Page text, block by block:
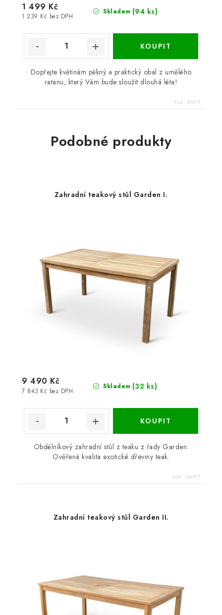
Skladem (94 ks)
1 239 Kč bez DPH
1 499 Kč
Dopřejte květinám pěkný a praktický obal z umělého
ratanu, který Vám bude sloužit dlouhá léta!
Kód: 20679
Podobné produkty
Zahradní teakový stůl Garden I.
Skladem (32 ks)
7 843 Kč bez DPH
9 490 Kč
Obdélníkový zahradní stůl z teaku z řady Garden.
Ověřená kvalita exotické dřeviny teak.
Kód: 345917
Zahradní teakový stůl Garden II.